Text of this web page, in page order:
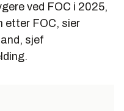
ved FOC i 2025,
etter FOC, sier
sjef